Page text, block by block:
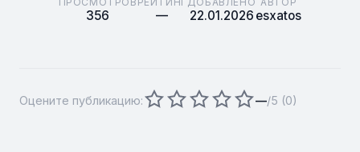
356 — 22.01.2026 esxatos
Оцените публикацию: —/5 (0)